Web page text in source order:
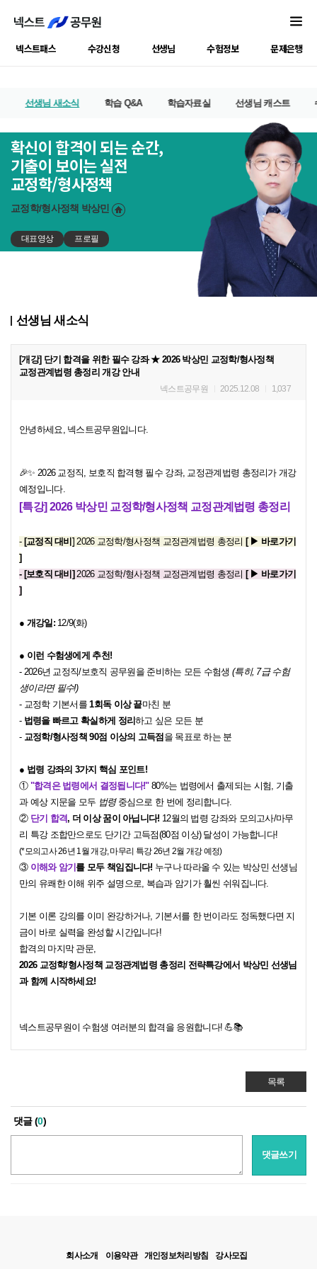
넥스트패스 수강신청 선생님 수험정보 문제은행
선생님 새소식 학습 Q&A 학습자료실 선생님 캐스트
확신이 합격이 되는 순간,
기출이 보이는 실전
교정학/형사정책
교정학/형사정책 박상민
대표영상 프로필
선생님 새소식
[개강] 단기 합격을 위한 필수 강좌 ★ 2026 박상민 교정학/형사정책
교정관계법령 총정리 개강 안내
넥스트공무원 2025.12.08 1,037
안녕하세요, 넥스트공무원입니다.
🎉✨ 2026 교정직, 보호직 합격행 필수 강좌, 교정관계법령 총정리가 개강
예정입니다.
[특강] 2026 박상민 교정학/형사정책 교정관계법령 총정리
- [교정직 대비] 2026 교정학/형사정책 교정관계법령 총정리 [ ▶ 바로가기
]
- [보호직 대비]2026 교정학/형사정책 교정관계법령 총정리 [ ▶ 바로가기
]
● 개강일:12/9(화)
● 이런 수험생에게 추천!
- 2026년 교정직/보호직 공무원을 준비하는 모든 수험생 (특히, 7급 수험
생이라면 필수!)
- 교정학 기본서를1회독 이상 끝마친 분
-법령을 빠르고 확실하게 정리하고 싶은 모든 분
- 교정학/형사정책 90점 이상의 고득점 을 목표로 하는 분
● 법령 강좌의 3가지 핵심 포인트!
①"합격은 법령에서 결정됩니다!"80%는 법령에서 출제되는 시험, 기출
과 예상 지문을 모두 법령 중심으로 한 번에 정리합니다.
②단기 합격, 더 이상 꿈이 아닙니다! 12월의 법령 강좌와모의고사/마무
리 특강 조합만으로도 단기간 고득점(80점 이상) 달성이 가능합니다!
(*모의고사 26년 1월 개강, 마무리 특강 26년 2월 개강 예정)
③이해와 암기 를 모두 책임집니다! 누구나 따라올 수 있는 박상민 선생님
만의 유쾌한 이해 위주 설명으로, 복습과 암기가 훨씬 쉬워집니다.
기본 이론 강의를 이미 완강하거나, 기본서를 한 번이라도 정독했다면 지
금이 바로 실력을 완성할 시간입니다!
합격의 마지막 관문,
2026 교정학/형사정책 교정관계법령 총정리 전략특강에서 박상민 선생님
과 함께 시작하세요!
넥스트공무원이 수험생 여러분의 합격을 응원합니다! 💪📚
목록
댓글 (0)
댓글쓰기
회사소개 이용약관 개인정보처리방침 강사모집